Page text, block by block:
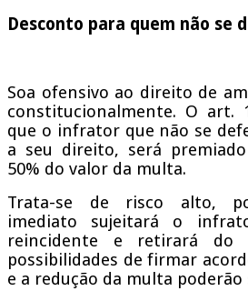
Desconto para quem não se
Soa ofensivo ao direito de
constitucionalmente. O art.
que o infrator que não se
a seu direito, será
50% do valor da multa.
Trata-se de risco alto,
imediato sujeitará o
reincidente e retirará do
possibilidades de firmar
e a redução da multa poderão